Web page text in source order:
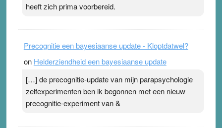
heeft zich prima voorbereid.
Precognitie een bayesiaanse update - Kloptdatwel?
on Helderziendheid een bayesiaanse update
[…] de precognitie-update van mijn parapsychologie
zelfexperimenten ben ik begonnen met een nieuw
precognitie-experiment van &